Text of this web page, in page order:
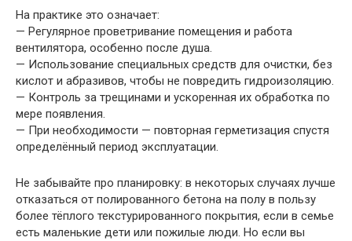
На практике это означает:
— Регулярное проветривание помещения и работа
вентилятора, особенно после душа.
— Использование специальных средств для очистки, без
кислот и абразивов, чтобы не повредить гидроизоляцию.
— Контроль за трещинами и ускоренная их обработка по
мере появления.
— При необходимости — повторная герметизация спустя
определённый период эксплуатации.
Не забывайте про планировку: в некоторых случаях лучше
отказаться от полированного бетона на полу в пользу
более тёплого текстурированного покрытия, если в семье
есть маленькие дети или пожилые люди. Но если вы